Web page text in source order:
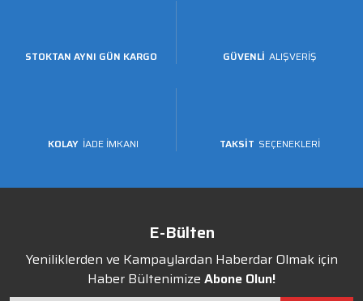
STOKTAN AYNI GÜN KARGO GÜVENLİ ALIŞVERİŞ
KOLAY İADE İMKANI TAKSİT SEÇENEKLERİ
E-Bülten
Yeniliklerden ve Kampaylardan Haberdar Olmak için
Haber Bültenimize Abone Olun!